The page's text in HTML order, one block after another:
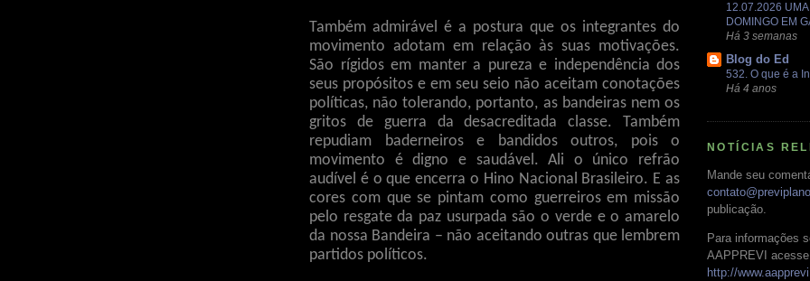
Também admirável é a postura que os integrantes do
movimento adotam em relação às suas motivações.
São rígidos em manter a pureza e independência dos
seus propósitos e em seu seio não aceitam conotações
políticas, não tolerando, portanto, as bandeiras nem os
gritos de guerra da desacreditada classe. Também
repudiam baderneiros e bandidos outros, pois o
movimento é digno e saudável. Ali o único refrão
audível é o que encerra o Hino Nacional Brasileiro. E as
cores com que se pintam como guerreiros em missão
pelo resgate da paz usurpada são o verde e o amarelo
da nossa Bandeira – não aceitando outras que lembrem
partidos políticos.
12.07.2026
DOMINGO EM
Há 3 semanas
Blog do Ed
532. O que é a
Há 4 anos
NOTÍCIAS
Mande seu
publicação.
Para informações
AAPPREVI
http://